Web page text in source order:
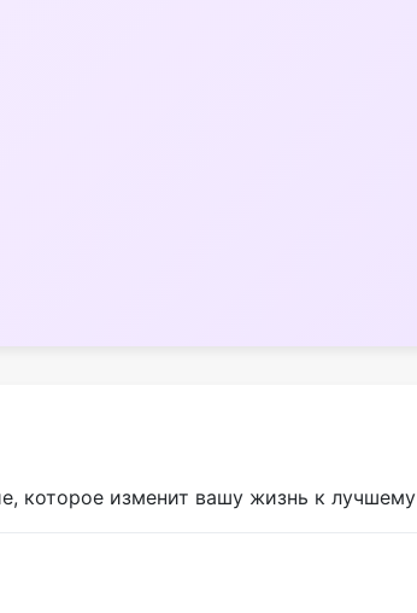
которое изменит вашу жизнь к лучшему